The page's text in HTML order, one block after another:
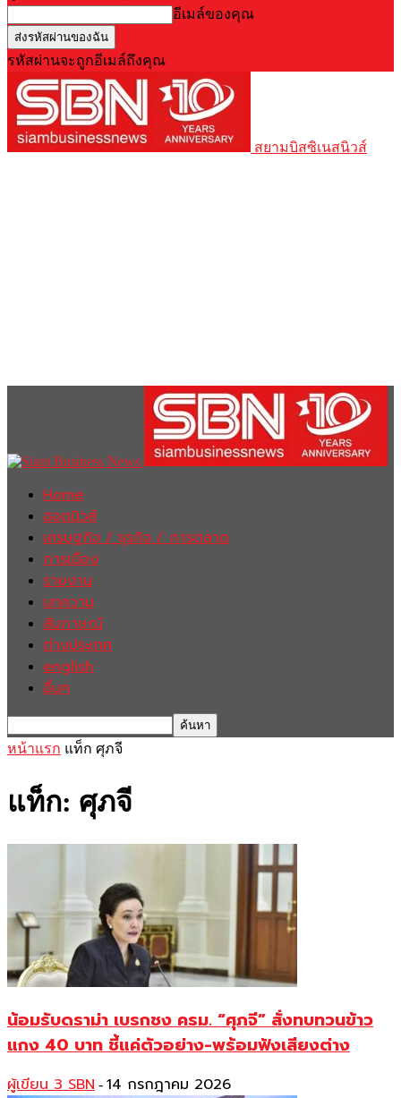
อีเมล์ของคุณ
รหัสผ่านจะถูกอีเมล์ถึงคุณ
สยามบิสซิเนสนิวส์
Home
ฮอตนิวส์
เศรษฐกิจ / ธุรกิจ / การตลาด
การเมือง
รายงาน
บทความ
สัมภาษณ์
ต่างประเทศ
english
อื่นๆ
หน้าแรก แท็ก ศุภจี
แท็ก: ศุภจี
น้อมรับดราม่า เบรกชง ครม. “ศุภจี” สั่งทบทวนข้าว
แกง 40 บาท ชี้แค่ตัวอย่าง-พร้อมฟังเสียงต่าง
ผู้เขียน 3 SBN - 14 กรกฎาคม 2026